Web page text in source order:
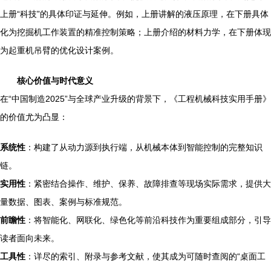
上册“科技”的具体印证与延伸。例如，上册讲解的液压原理，在下册具体
化为挖掘机工作装置的精准控制策略；上册介绍的材料力学，在下册体现
为起重机吊臂的优化设计案例。
核心价值与时代意义
在“中国制造2025”与全球产业升级的背景下，《工程机械科技实用手册》
的价值尤为凸显：
系统性 ：构建了从动力源到执行端，从机械本体到智能控制的完整知识
链。
实用性 ：紧密结合操作、维护、保养、故障排查等现场实际需求，提供大
量数据、图表、案例与标准规范。
前瞻性 ：将智能化、网联化、绿色化等前沿科技作为重要组成部分，引导
读者面向未来。
工具性 ：详尽的索引、附录与参考文献，使其成为可随时查阅的“桌面工